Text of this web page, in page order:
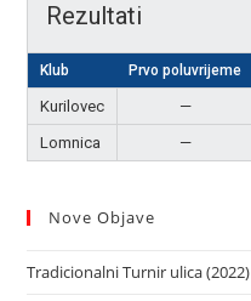
Rezultati
Klub Prvo poluvrijeme
Kurilovec —
Lomnica
—
Nove Objave
Tradicionalni Turnir ulica (2022)